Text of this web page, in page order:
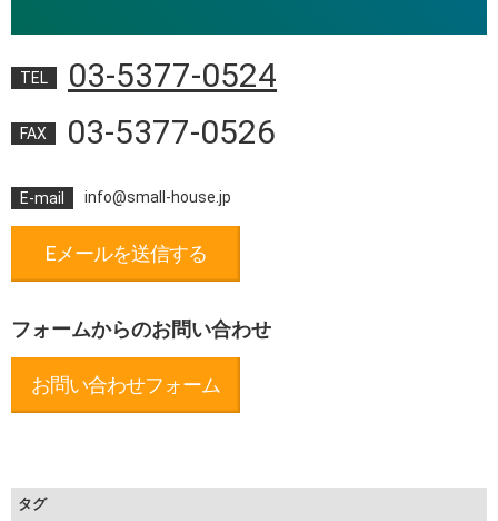
TEL 03-5377-0524
FAX 03-5377-0526
E-mail info@small-house.jp
Eメールを送信する
フォームからのお問い合わせ
お問い合わせフォーム
タグ